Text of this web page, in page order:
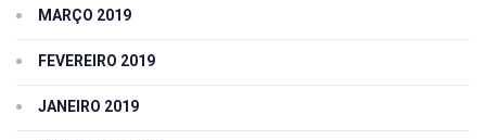
MARÇO 2019
FEVEREIRO 2019
JANEIRO 2019